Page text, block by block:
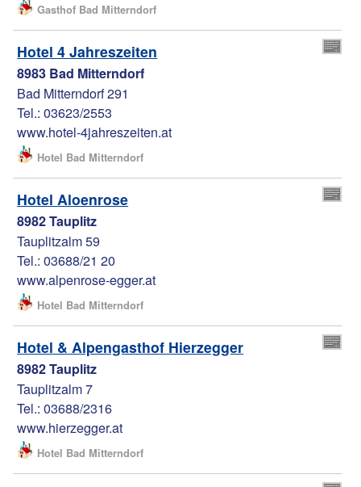
Gasthof Bad Mitterndorf
Hotel 4 Jahreszeiten
8983 Bad Mitterndorf
Bad Mitterndorf 291
Tel.: 03623/2553
www.hotel-4jahreszeiten.at
Hotel Bad Mitterndorf
Hotel Aloenrose
8982 Tauplitz
Tauplitzalm 59
Tel.: 03688/21 20
www.alpenrose-egger.at
Hotel Bad Mitterndorf
Hotel & Alpengasthof Hierzegger
8982 Tauplitz
Tauplitzalm 7
Tel.: 03688/2316
www.hierzegger.at
Hotel Bad Mitterndorf